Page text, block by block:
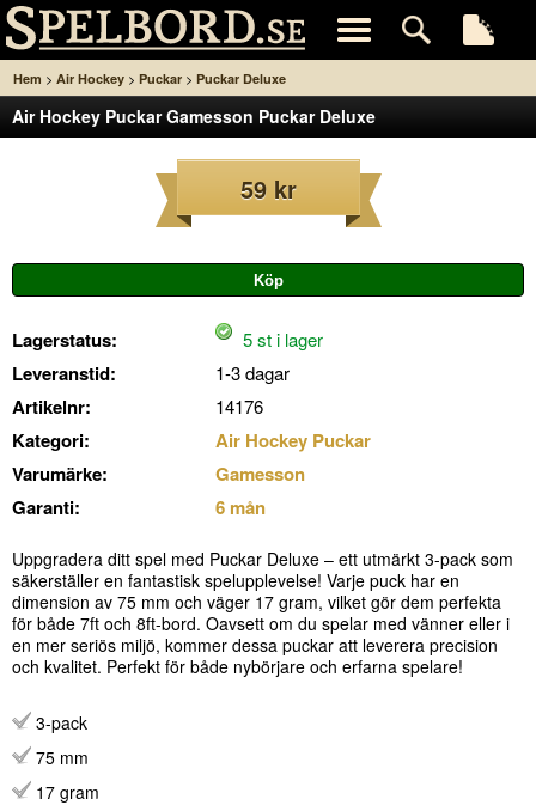
Hem > Air Hockey > Puckar > Puckar Deluxe
Air Hockey Puckar Gamesson Puckar Deluxe
59 kr
Lagerstatus: 5 st i lager
Leveranstid: 1-3 dagar
Artikelnr: 14176
Kategori:
Air Hockey Puckar
Varumärke:
Gamesson
Garanti:
6 mån
Uppgradera ditt spel med Puckar Deluxe – ett utmärkt 3-pack som
säkerställer en fantastisk spelupplevelse! Varje puck har en
dimension av 75 mm och väger 17 gram, vilket gör dem perfekta
för både 7ft och 8ft-bord. Oavsett om du spelar med vänner eller i
en mer seriös miljö, kommer dessa puckar att leverera precision
och kvalitet. Perfekt för både nybörjare och erfarna spelare!
3-pack
75 mm
17 gram